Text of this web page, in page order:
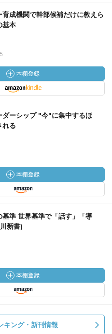
成機関で幹部候補だけに教えら
基本
ダーシップ "今"に集中するほ
れる
準 世界基準で「話す」「導
新書)
キング・新刊情報